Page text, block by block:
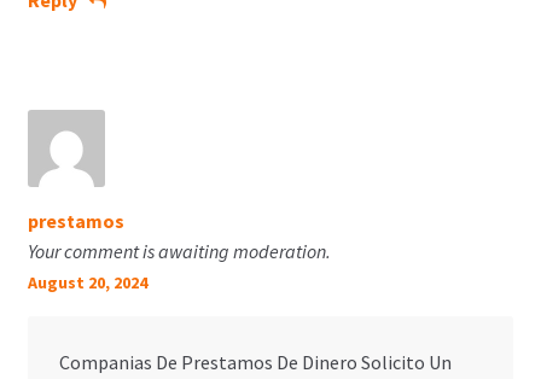
prestamos
Your comment is awaiting moderation.
August 20, 2024
Companias De Prestamos De Dinero Solicito Un